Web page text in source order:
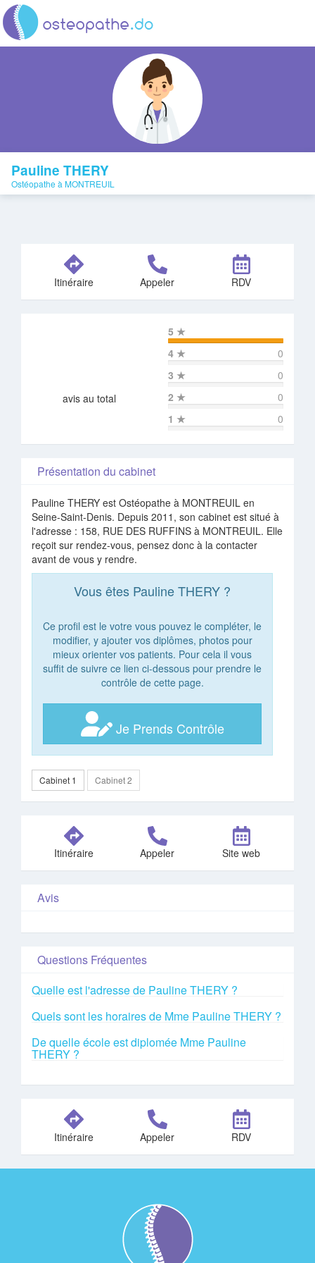
Pauline THERY
Ostéopathe à MONTREUIL
Itinéraire Appeler RDV
avis au total
5 ★
4 ★
0
3 ★
0
2 ★
0
1 ★ 0
Présentation du cabinet
Pauline THERY est Ostéopathe à MONTREUIL en
Seine-Saint-Denis. Depuis 2011, son cabinet est situé à
l'adresse : 158, RUE DES RUFFINS à MONTREUIL. Elle
reçoit sur rendez-vous, pensez donc à la contacter
avant de vous y rendre.
Vous êtes Pauline THERY ?
Ce profil est le votre vous pouvez le compléter, le
modifier, y ajouter vos diplômes, photos pour
mieux orienter vos patients. Pour cela il vous
suffit de suivre ce lien ci-dessous pour prendre le
contrôle de cette page.
Je Prends Contrôle
Cabinet 1 Cabinet 2
Itinéraire Appeler Site web
Avis
Questions Fréquentes
Quelle est l'adresse de Pauline THERY ?
Quels sont les horaires de Mme Pauline THERY ?
De quelle école est diplomée Mme Pauline
THERY ?
Itinéraire Appeler RDV